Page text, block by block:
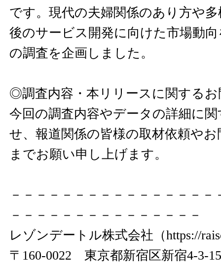
です。現代の夫婦関係のあり方や
後のサービス開発に向けた市場動
の調査を企画しました。
◎調査内容・本リリースに関する
今回の調査内容やデータの詳細に
せ、報道関係の皆様の取材依頼や
までお願い申し上げます。
－－－－－－－－－－－－－－－
－－－－－－－－－－－－－－－
レゾンデートル株式会社（https://
〒160-0022 東京都新宿区新宿4-3-